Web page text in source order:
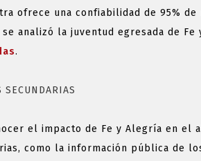
à tenter votre chance sans
!
EN
ofrece una confiabilidad de 95%
se analizó la juventud egresada de
.
SECUNDARIAS
el impacto de Fe y Alegría en el
como la información pública de